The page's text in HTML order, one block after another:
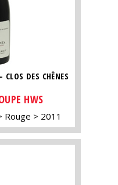
DES CHÊNES
HWS
Rouge 2011